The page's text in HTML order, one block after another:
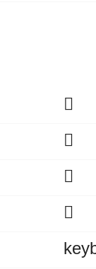



